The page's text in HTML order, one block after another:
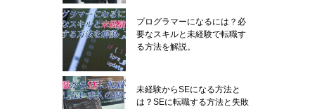
プログラマーになるには？必
要なスキルと未経験で転職す
る方法を解説。
未経験からSEになる方法と
は？SEに転職する方法と失敗